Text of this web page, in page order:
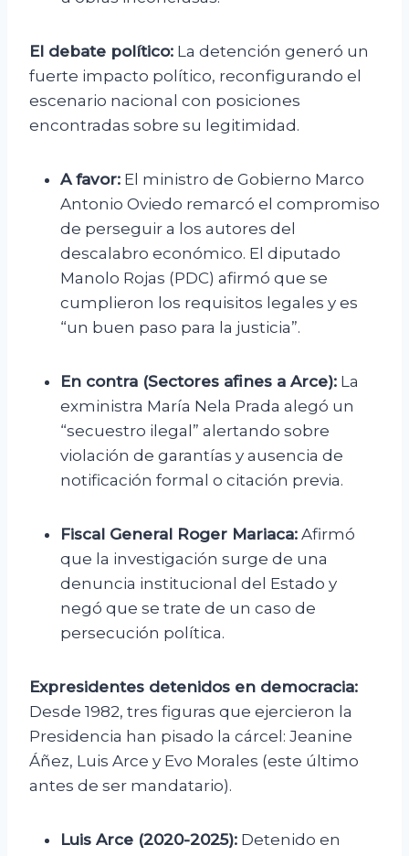
El debate político: La detención generó un
fuerte impacto político, reconfigurando el
escenario nacional con posiciones
encontradas sobre su legitimidad.
A favor: El ministro de Gobierno Marco
Antonio Oviedo remarcó el compromiso
de perseguir a los autores del
descalabro económico. El diputado
Manolo Rojas (PDC) afirmó que se
cumplieron los requisitos legales y es
“un buen paso para la justicia”.
En contra (Sectores afines a Arce): La
exministra María Nela Prada alegó un
“secuestro ilegal” alertando sobre
violación de garantías y ausencia de
notificación formal o citación previa.
Fiscal General Roger Mariaca: Afirmó
que la investigación surge de una
denuncia institucional del Estado y
negó que se trate de un caso de
persecución política.
Expresidentes detenidos en democracia:
Desde 1982, tres figuras que ejercieron la
Presidencia han pisado la cárcel: Jeanine
Áñez, Luis Arce y Evo Morales (este último
antes de ser mandatario).
Luis Arce (2020-2025): Detenido en